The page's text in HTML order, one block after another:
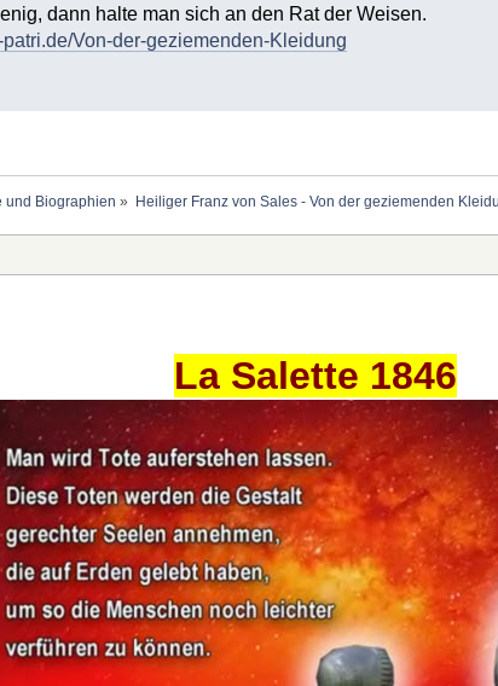
dann halte man sich an den Rat der Weisen.
Von-der-geziemenden-Kleidung
und Biographien » Heiliger Franz von Sales - Von der geziemenden
La Salette 1846